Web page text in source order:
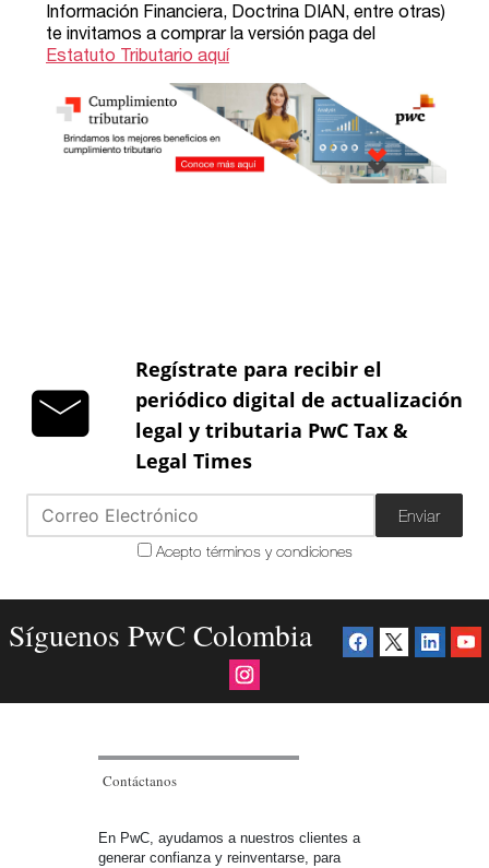
Regístrate para recibir el
periódico digital de actualización
legal y tributaria PwC Tax &
Legal Times
Enviar
Acepto términos y condiciones
Síguenos PwC Colombia
Contáctanos
En PwC, ayudamos a nuestros clientes a
generar confianza y reinventarse, para